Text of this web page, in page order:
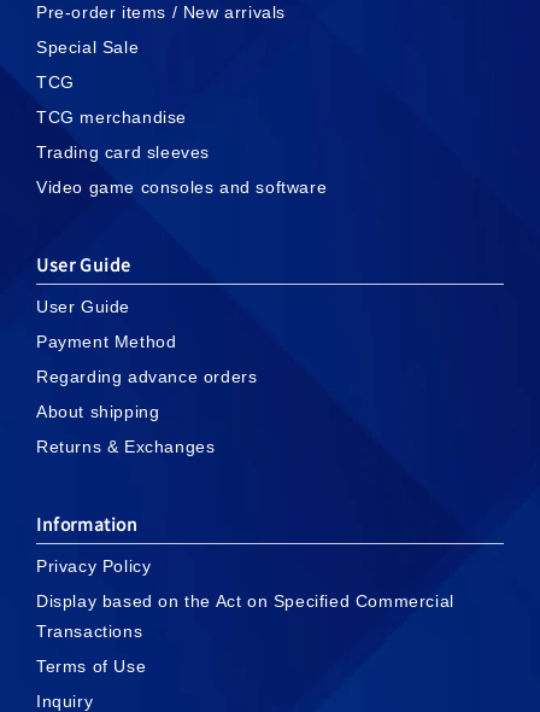
Pre-order items / New arrivals
Special Sale
TCG
TCG merchandise
Trading card sleeves
Video game consoles and software
User Guide
User Guide
Payment Method
Regarding advance orders
About shipping
Returns & Exchanges
Information
Privacy Policy
Display based on the Act on Specified Commercial
Transactions
Terms of Use
Inquiry